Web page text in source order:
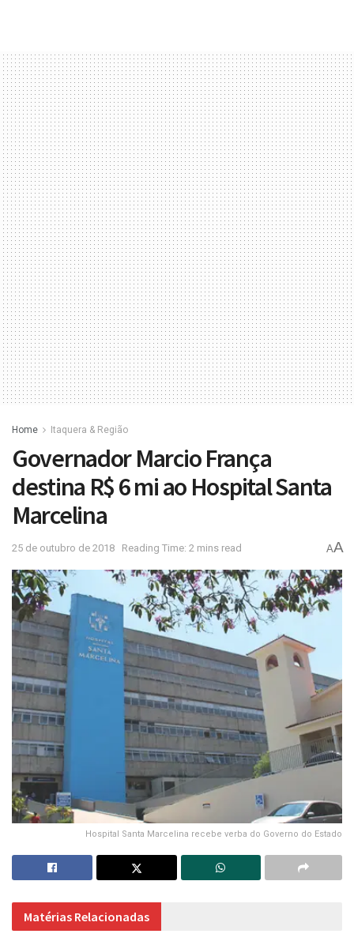
Home Itaquera & Região
Governador Marcio França
destina R$ 6 mi ao Hospital Santa
Marcelina
25 de outubro de 2018 Reading Time: 2 mins read AA
Hospital Santa Marcelina recebe verba do Governo do Estado
Matérias Relacionadas